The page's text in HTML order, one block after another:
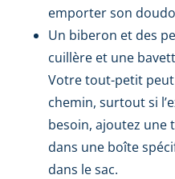
emporter son
Un biberon et des
cuillère et une
Votre tout-petit
chemin, surtout si
besoin, ajoutez
dans une boîte
dans le sac.